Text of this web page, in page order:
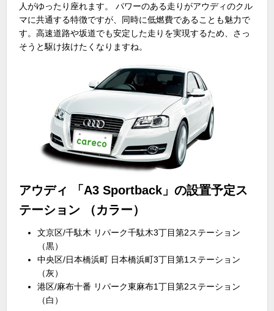
人がゆったり座れます。 パワーのある走りがアウディのクル
マに共通する特徴ですが、同時に低燃費であることも魅力で
す。高速道路や坂道でも安定した走りを実現するため、さっ
そうと駆け抜けたくなりますね。
アウディ 「A3 Sportback」の設置予定ス
テーション （カラー）
文京区/千駄木 リパーク千駄木3丁目第2ステーション
（黒）
中央区/日本橋浜町 日本橋浜町3丁目第1ステーション
（灰）
港区/麻布十番 リパーク東麻布1丁目第2ステーション
（白）